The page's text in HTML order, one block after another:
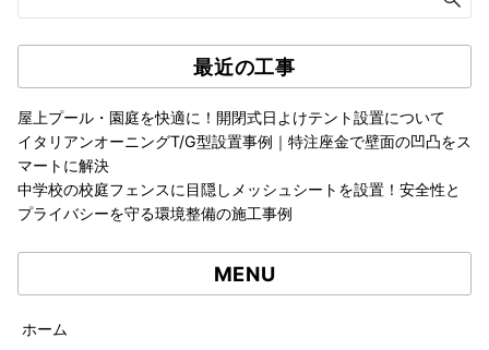
最近の工事
屋上プール・園庭を快適に！開閉式日よけテント設置について
イタリアンオーニングT/G型設置事例｜特注座金で壁面の凹凸をス
マートに解決
中学校の校庭フェンスに目隠しメッシュシートを設置！安全性と
プライバシーを守る環境整備の施工事例
MENU
ホーム